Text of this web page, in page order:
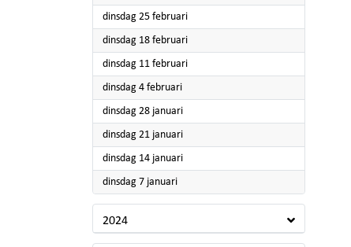
dinsdag 25 februari2025
dinsdag 18 februari2025
dinsdag 11 februari2025
dinsdag 4 februari2025
dinsdag 28 januari2025
dinsdag 21 januari2025
dinsdag 14 januari2025
dinsdag 7 januari2025
2024